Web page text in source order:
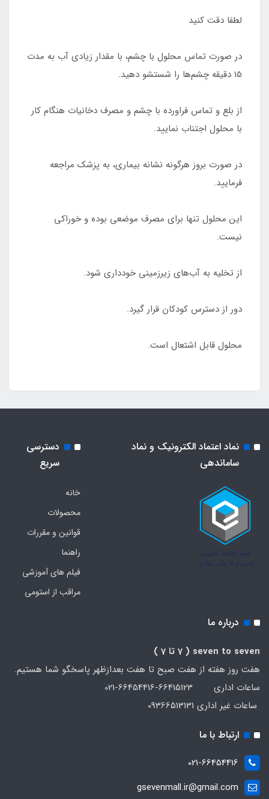
لطفا دقت کنید
در صورت تماس محلول با چشم، با مقدار زیادی آب به مدت
15 دقیقه چشم‌ها را شستشو دهید.
از بلع و تماس فراورده با چشم و مصرف دخانیات هنگام کار
با محلول اجتناب نمایید.
در صورت بروز هرگونه نشانه بیماری، به پزشک مراجعه
فرمایید.
این محلول تنها برای مصرف موضعی بوده و خوراکی
نیست.
از تخلیه به آب‌های زیرزمینی خودداری شود.
دور از دسترس کودکان قرار گیرد.
محلول قابل اشتعال است.
نماد اعتماد الکترونیک و نماد
ساماندهی
دسترسی
سریع
خانه
محصولات
قوانین و مقررات
راهنما
فیلم های آموزشی
مراقب از استومی
درباره ما
seven to seven ( 7 تا 7 )
هفت روز هفته از هفت صبح تا هفت بعدازظهر پاسخگو شما هستیم.
ساعات اداری 66415123-66454416-021
ساعات غیر اداری 09366513131
ارتباط با ما
021-66454416
gsevenmall.ir@gmail.com